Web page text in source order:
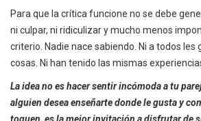
Para que la crítica funcione no se debe
ni culpar, ni ridiculizar y mucho menos
criterio. Nadie nace sabiendo. Ni a todos les
cosas. Ni han tenido las mismas
La idea no es hacer sentir incómoda a tu
alguien desea enseñarte donde le gusta y
toquen, es la mejor invitación a disfrutar de